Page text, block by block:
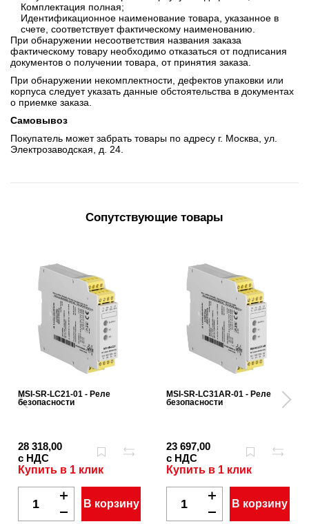
Комплектация полная;
Идентификационное наименование товара, указанное в
счете, соответствует фактическому наименованию.
При обнаружении несоответствия названия заказа
фактическому товару необходимо отказаться от подписания
документов о получении товара, от принятия заказа.
При обнаружении некомплектности, дефектов упаковки или
корпуса следует указать данные обстоятельства в документах
о приемке заказа.
Самовывоз
Покупатель может забрать товары по адресу г. Москва, ул.
Электрозаводская, д. 24.
Сопутствующие товары
MSI-SR-LC21-01 - Реле
безопасности
28 318,00
с НДС
Купить в 1 клик
В корзину
MSI-SR-LC31AR-01 - Реле
безопасности
23 697,00
с НДС
Купить в 1 клик
В корзину